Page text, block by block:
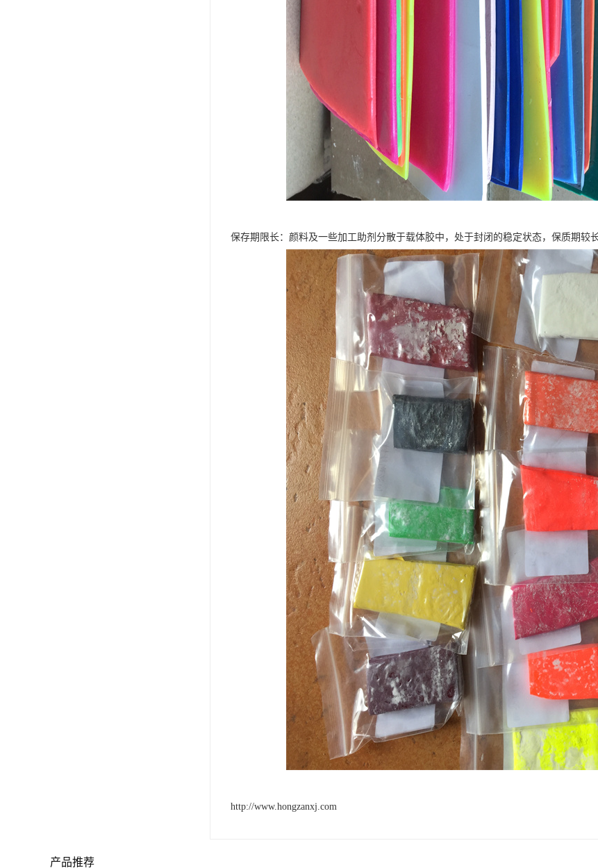
保存期限长：颜料及一些加工助剂分散于载体胶中，处于封闭的稳定状态，保质期较
http://www.hongzanxj.com
产品推荐